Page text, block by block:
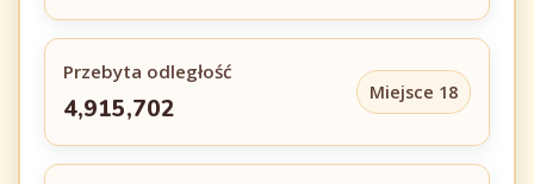
Przebyta odległość
4,915,702
Miejsce 18